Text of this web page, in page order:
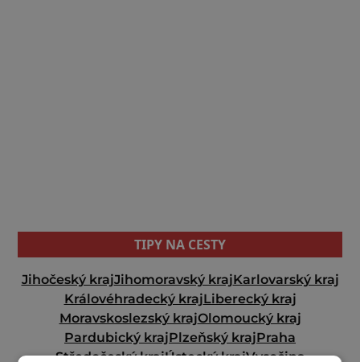
TIPY NA CESTY
Jihočeský krajJihomoravský krajKarlovarský kraj
Královéhradecký krajLiberecký kraj
Moravskoslezský krajOlomoucký kraj
Pardubický krajPlzeňský krajPraha
Středočeský krajÚstecký krajVysočina